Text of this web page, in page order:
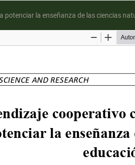
la enseñanza de las ciencias